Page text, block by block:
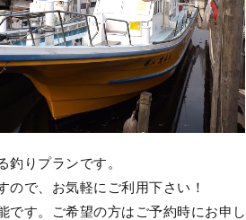
釣りプランです。
ので、お気軽にご利用下さい！
です。ご希望の方はご予約時にお申